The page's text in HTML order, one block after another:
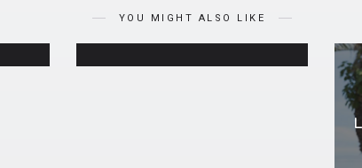
YOU MIGHT ALSO LIKE
Ini!